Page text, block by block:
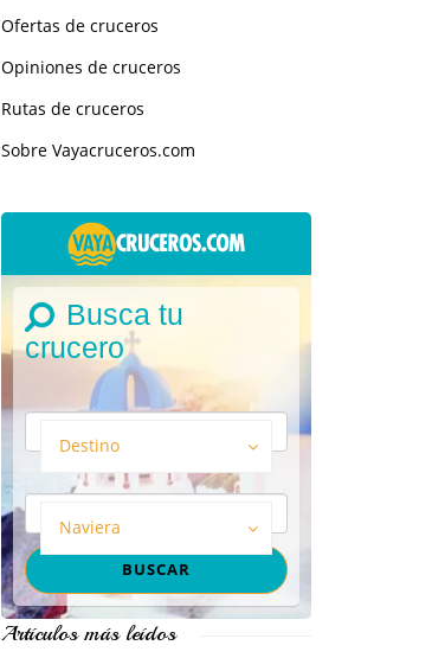
Ofertas de cruceros
Opiniones de cruceros
Rutas de cruceros
Sobre Vayacruceros.com
Busca tu
crucero
Destino
Naviera
Artículos más leídos